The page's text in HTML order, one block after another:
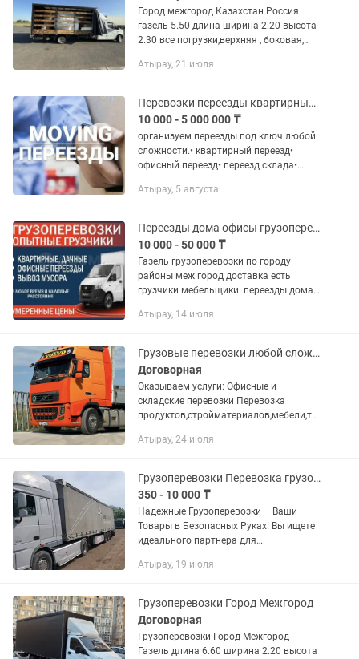
Город межгород Казахстан Россия
газель 5.50 длина ширина 2.20 высота
2.30 все погрузки,верхняя , боковая,
Ежеднедельно ездию Атырау - Астана -
Атырау, 21 июля
Перевозки переезды квартирные и офисные под ключ, межгород
10 000 - 5 000 000 ₸
организуем переезды под ключ любой
сложности.• квартирный переезд•
офисный переезд• переезд склада•
упаковка• Демонтаж монтаж мебели•
Атырау, 5 августа
Переезды дома офисы грузоперевозки доставка газель есть грузчики вывоз отх
10 000 - 50 000 ₸
Газель грузоперевозки по городу
районы меж город доставка есть
грузчики мебельщики. переезды дома
стройтелный отходов старый мебели и
Атырау, 14 июля
Грузовые перевозки любой сложности
Договорная
Оказываем услуги: Офисные и
складские перевозки Перевозка
продуктов,стройматериалов,мебели,те
Перевозка спецтехники (габаритные и
Атырау, 24 июля
Грузоперевозки Перевозка грузов Фура Тент Длинамер Газель Камаз
350 - 10 000 ₸
Надежные Грузоперевозки – Ваши
Товары в Безопасных Руках! Вы ищете
идеального партнера для
надежный путь к успешной доставке!
Атырау, 19 июля
Грузоперевозки Город Межгород
Договорная
Грузоперевозки Город Межгород
Газель длина 6.60 ширина 2.20 высота